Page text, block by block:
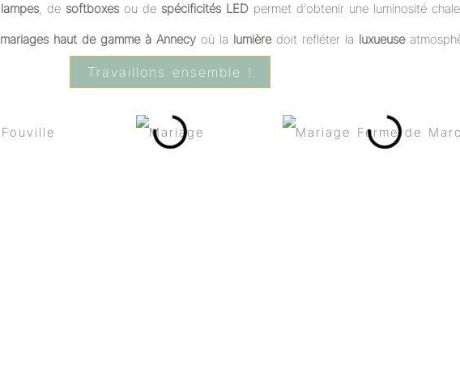
lampes, de softboxesou de spécificités LEDpermet d’obtenir une luminosité
mariages haut de gamme à Annecy où la lumièredoit refléter la luxueuse
Travaillons ensemble !